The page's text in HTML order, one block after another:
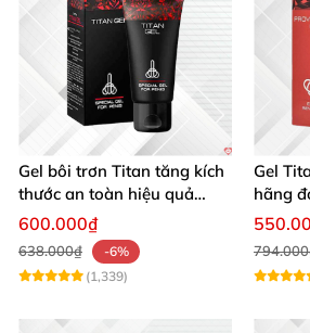
Gel bôi trơn Titan tăng kích
thước an toàn hiệu quả
50ml
600.000₫
638.000₫
-6%
(1,339)
Gel
hãng
dương